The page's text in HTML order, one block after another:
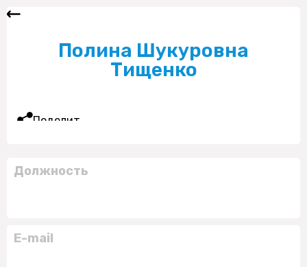
Полина Шукуровна
Тищенко
Поделиться
Должность
E-mail